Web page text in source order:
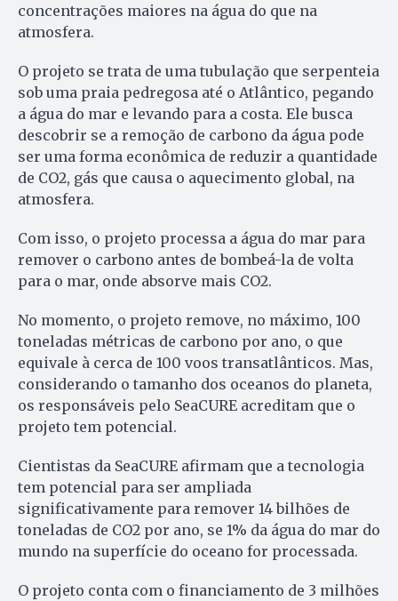
concentrações maiores na água do que na
atmosfera.
O projeto se trata de uma tubulação que serpenteia
sob uma praia pedregosa até o Atlântico, pegando
a água do mar e levando para a costa. Ele busca
descobrir se a remoção de carbono da água pode
ser uma forma econômica de reduzir a quantidade
de CO2, gás que causa o aquecimento global, na
atmosfera.
Com isso, o projeto processa a água do mar para
remover o carbono antes de bombeá-la de volta
para o mar, onde absorve mais CO2.
No momento, o projeto remove, no máximo, 100
toneladas métricas de carbono por ano, o que
equivale à cerca de 100 voos transatlânticos. Mas,
considerando o tamanho dos oceanos do planeta,
os responsáveis pelo SeaCURE acreditam que o
projeto tem potencial.
Cientistas da SeaCURE afirmam que a tecnologia
tem potencial para ser ampliada
significativamente para remover 14 bilhões de
toneladas de CO2 por ano, se 1% da água do mar do
mundo na superfície do oceano for processada.
O projeto conta com o financiamento de 3 milhões